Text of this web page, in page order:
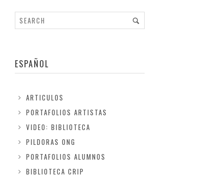
ESPAÑOL
ARTICULOS
PORTAFOLIOS ARTISTAS
VIDEO: BIBLIOTECA
PILDORAS ONG
PORTAFOLIOS ALUMNOS
BIBLIOTECA CRIP